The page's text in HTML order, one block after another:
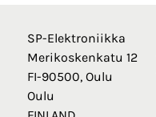
SP-Elektroniikka
Merikoskenkatu 12
FI-90500, Oulu
Oulu